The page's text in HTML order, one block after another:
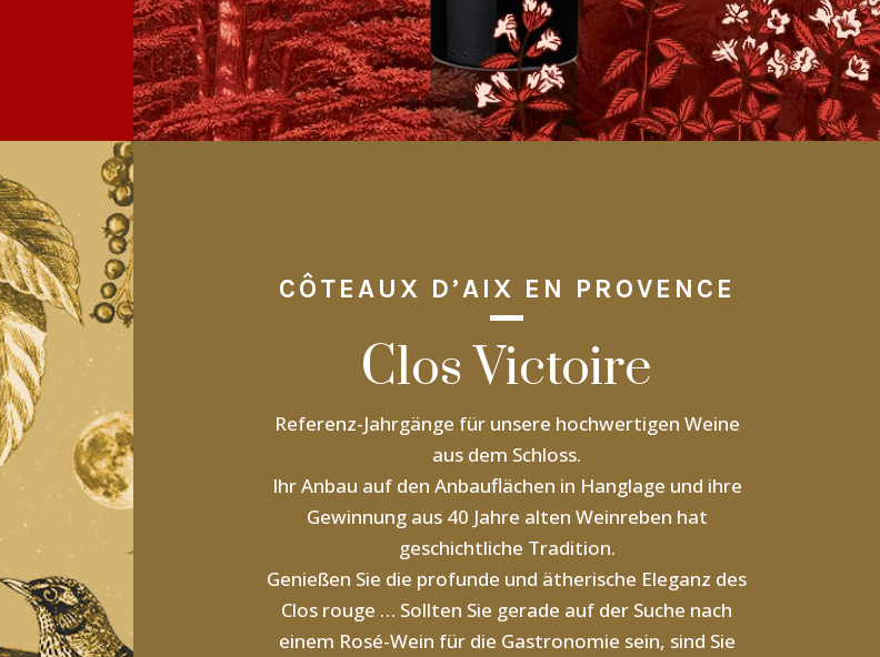
CÔTEAUX D’AIX EN PROVENCE
Clos Victoire
Referenz-Jahrgänge für unsere hochwertigen Weine
aus dem Schloss.
Ihr Anbau auf den Anbauflächen in Hanglage und ihre
Gewinnung aus 40 Jahre alten Weinreben hat
geschichtliche Tradition.
Genießen Sie die profunde und ätherische Eleganz des
Clos rouge … Sollten Sie gerade auf der Suche nach
einem Rosé-Wein für die Gastronomie sein, sind Sie